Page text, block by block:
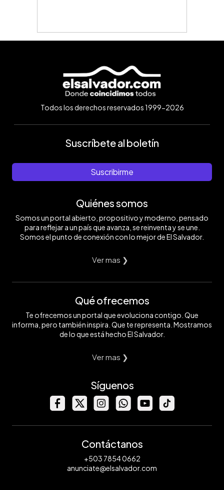
Todos los derechos reservados 1999-2026
Suscríbete al boletín
Suscribirme
Quiénes somos
Somos un portal abierto, propositivo y moderno, pensado
para reflejar a un país que avanza, se reinventa y se une.
Somos el punto de conexión con lo mejor de El Salvador.
Ver mas ❯
Qué ofrecemos
Te ofrecemos un portal que evoluciona contigo. Que
informa, pero también inspira. Que te representa. Mostramos
de lo que está hecho El Salvador.
Ver mas ❯
Síguenos
Contáctanos
+503 7854 0662
anunciate@elsalvador.com